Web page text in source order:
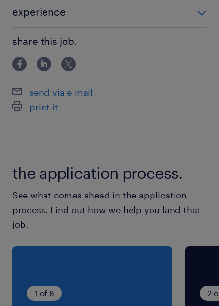
20代.30代.40代.50代の幅広い年齢層の方が活躍
最寄駅
相模線／原当麻駅（車14分）
休日休暇
シフト制
23:00-8:00（実働8時間00分・休憩60分）
残業
■1日2時間程度の見込み
experience
務経験、食品の店舗配送経験のある方 ※ゲート車の乗
務経験のある方大歓迎♪
share this job.
send via e-mail
print it
the application process.
See what comes ahead in the application
process. Find out how we help you land that
job.
1 of 8 2